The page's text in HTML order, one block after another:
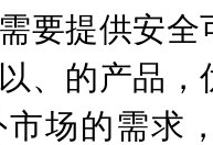
要提供安
、的产品
场的需求